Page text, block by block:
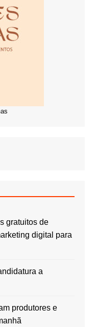
gratuitos de
digital para
a
produtores e